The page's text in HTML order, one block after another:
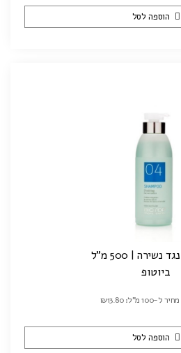
הוספה לסל
ביוטופ
מחיר ל-100 מ"ל: ₪13.80
הוספה לסל